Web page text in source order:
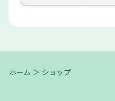
ホーム ＞ ショップ